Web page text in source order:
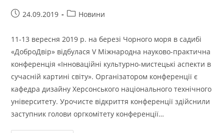
Запис24.09.2019
Категорія
Новини
11-13 вересня 2019 р. на березі Чорного моря в садибі
«ДоброДвір» відбулася V Міжнародна науково-практична
конференція «Інноваційні культурно-мистецькі аспекти в
сучасній картині світу». Організатором конференції є
кафедра дизайну Херсонського національного технічного
університету. Урочисте відкриття конференції здійснили
заступник голови оргкомітету конференції…